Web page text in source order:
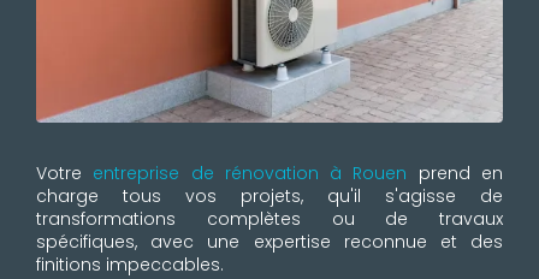
Votre entreprise de rénovation à Rouen prend en
charge tous vos projets, qu'il s'agisse de
transformations complètes ou de travaux
spécifiques, avec une expertise reconnue et des
finitions impeccables.